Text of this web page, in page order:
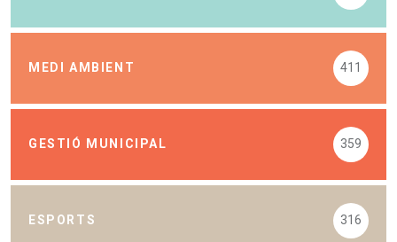
MEDI AMBIENT 411
GESTIÓ MUNICIPAL 359
ESPORTS 316